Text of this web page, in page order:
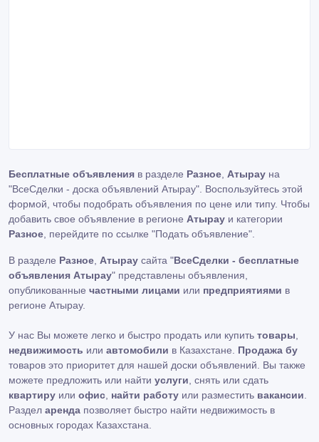
Бесплатные объявления в разделе Разное Атырау на
"ВсеСделки - доска объявлений Атырау". Воспользуйтесь этой
формой, чтобы подобрать объявления по цене или типу. Чтобы
добавить свое объявление в регионе Атырау и категории
Разное , перейдите по ссылке "Подать объявление"
В разделе Разное Атырау сайта "ВсеСделки - бесплатные
объявления Атырау" представлены объявления,
опубликованные частными лицами или предприятиями в
регионе Атырау.
У нас Вы можете легко и быстро продать или купить товары
недвижимость или автомобили в Казахстане. Продажа бу
товаров это приоритет для нашей доски объявлений. Вы также
можете предложить или найти услуги , снять или сдать
квартиру или офис найти работу или разместить вакансии
Раздел аренда позволяет быстро найти недвижимость в
основных городах Казахстана.